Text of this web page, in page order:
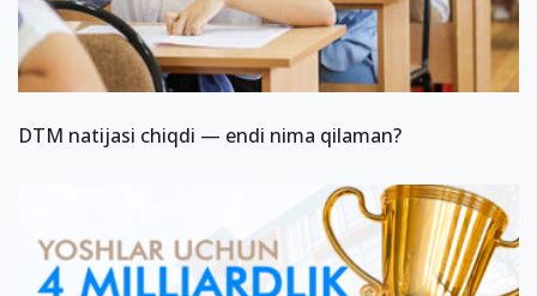
DTM natijasi chiqdi — endi nima qilaman?